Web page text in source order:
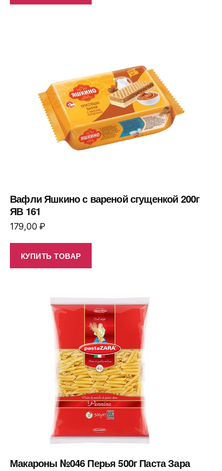
Вафли Яшкино с вареной сгущенкой 200г
ЯВ 161
179,00₽
КУПИТЬ ТОВАР
Макароны №046 Перья 500г Паста Зара